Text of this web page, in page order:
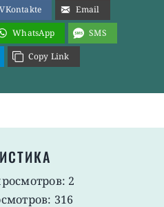
VKontakte
Email
WhatsApp
SMS
Copy Link
2
316